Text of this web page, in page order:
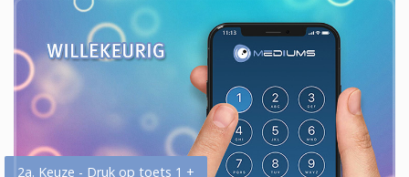
2a. Keuze - Druk op toets 1 +